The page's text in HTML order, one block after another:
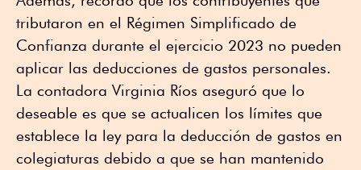
tributaron en el Régimen Simplificado de
Confianza durante el ejercicio 2023 no pueden
aplicar las deducciones de gastos personales.
La contadora Virginia Ríos aseguró que lo
deseable es que se actualicen los límites que
establece la ley para la deducción de gastos en
colegiaturas debido a que se han mantenido